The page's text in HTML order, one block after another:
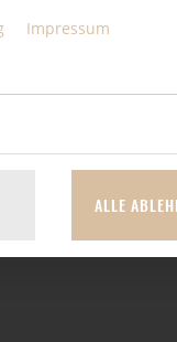
Impressum
ALLE
können nach